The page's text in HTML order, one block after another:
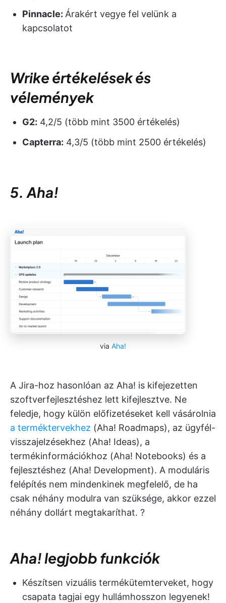
Pinnacle: Árakért vegye fel velünk a
kapcsolatot
Wrike értékelések és
vélemények
G2: 4,2/5 (több mint 3500 értékelés)
Capterra: 4,3/5 (több mint 2500 értékelés)
5. Aha!
via Aha!
A Jira-hoz hasonlóan az Aha! is kifejezetten
szoftverfejlesztéshez lett kifejlesztve. Ne
feledje, hogy külön előfizetéseket kell vásárolnia
a terméktervekhez (Aha! Roadmaps), az ügyfél-
visszajelzésekhez (Aha! Ideas), a
termékinformációkhoz (Aha! Notebooks) és a
fejlesztéshez (Aha! Development). A moduláris
felépítés nem mindenkinek megfelelő, de ha
csak néhány modulra van szüksége, akkor ezzel
néhány dollárt megtakaríthat. ?
Aha! legjobb funkciók
Készítsen vizuális termékütemterveket, hogy
csapata tagjai egy hullámhosszon legyenek!